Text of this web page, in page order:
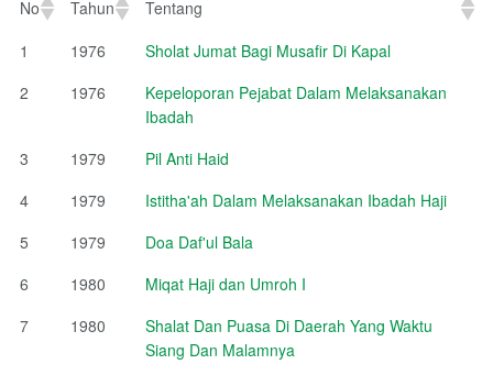
No Tahun
Tentang
No
Tahun Tentang
1 1976
Sholat Jumat Bagi Musafir Di Kapal
2
1976
Kepeloporan Pejabat Dalam Melaksanakan
Ibadah
3
1979
Pil Anti Haid
4
1979
Istitha'ah Dalam Melaksanakan Ibadah Haji
5
1979
Doa Daf'ul Bala
6
1980
Miqat Haji dan Umroh I
7
1980
Shalat Dan Puasa Di Daerah Yang Waktu
Siang Dan Malamnya